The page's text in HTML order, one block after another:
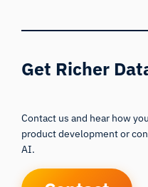
Get Richer
Contact us and hear how
product development or
AI.